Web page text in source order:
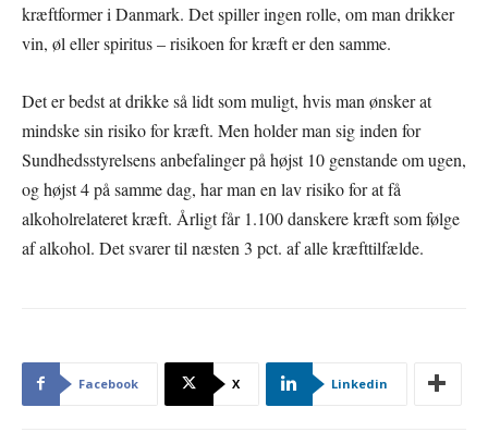
kræftformer i Danmark. Det spiller ingen rolle, om man drikker
vin, øl eller spiritus – risikoen for kræft er den samme.
Det er bedst at drikke så lidt som muligt, hvis man ønsker at
mindske sin risiko for kræft. Men holder man sig inden for
Sundhedsstyrelsens anbefalinger på højst 10 genstande om ugen,
og højst 4 på samme dag, har man en lav risiko for at få
alkoholrelateret kræft. Årligt får 1.100 danskere kræft som følge
af alkohol. Det svarer til næsten 3 pct. af alle kræfttilfælde.
Facebook X Linkedin